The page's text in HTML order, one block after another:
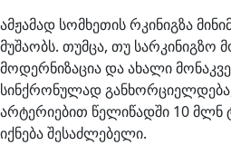
ამჟამად სომხეთის რკინიგზა
მუშაობს. თუმცა, თუ სარკინიგზო
მოდერნიზაცია და ახალი
სინქრონულად
არტერიებით წელიწადში 10 მლნ
იქნება შესაძლებელი.